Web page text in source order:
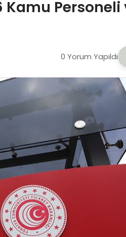
Personeli
0 Yorum Yapıldı